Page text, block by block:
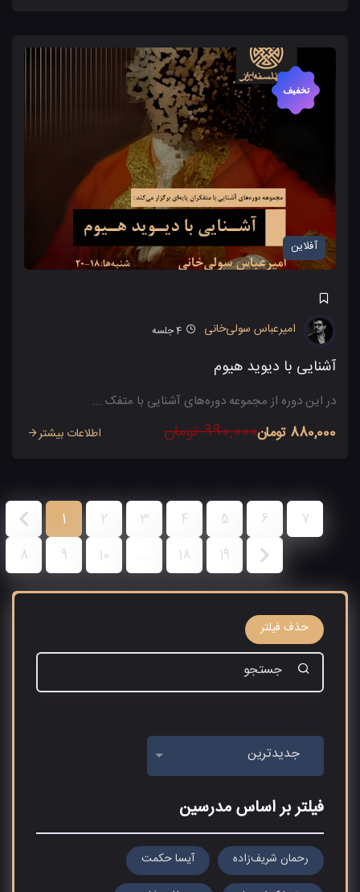
تخفیف
آفلاین
امیرعباس سولی‌خانی 4جلسه
آشنایی با دیوید هیوم
در این دوره از مجموعه دوره‌های آشنایی با متفک ...
880,000 تومان 990,000 تومان اطلاعات بیشتر
1 2 3 4 5 6
7
8
9 10 ... 18 19
حذف فیلتر
جدیدترین
فیلتر بر اساس مدرسین
رحمان شریف‌زاده آیسا حکمت